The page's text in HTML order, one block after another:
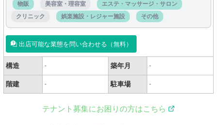
物販
美容室・理容室
エステ・マッサージ・サロン
クリニック
娯楽施設・レジャー施設 その他
出店可能な業態を問い合わせる（無料）
構造 - 築年月 -
階建 - 駐車場 -
テナント募集にお困りの方はこちら